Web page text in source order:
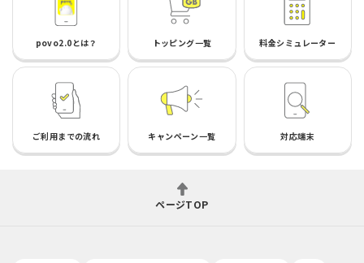
povo2.0とは？ トッピング一覧 料金シミュレーター
ご利用までの流れ キャンペーン一覧 対応端末
ページTOP